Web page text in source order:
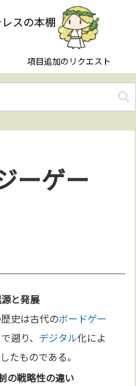
スの本棚
項目追加のリクエスト
ーゲー
と発展
史は古代のボードゲー
遡り、 デジタル化によ
したものである。
の戦略性の違い